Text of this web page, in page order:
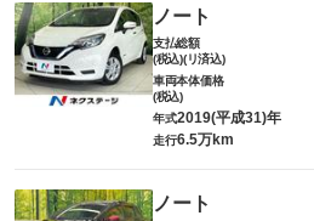
ノート
支払総額
(税込)(リ済込)
車両本体価格
(税込)
年式2019(平成31)年
走行6.5万km
ノート